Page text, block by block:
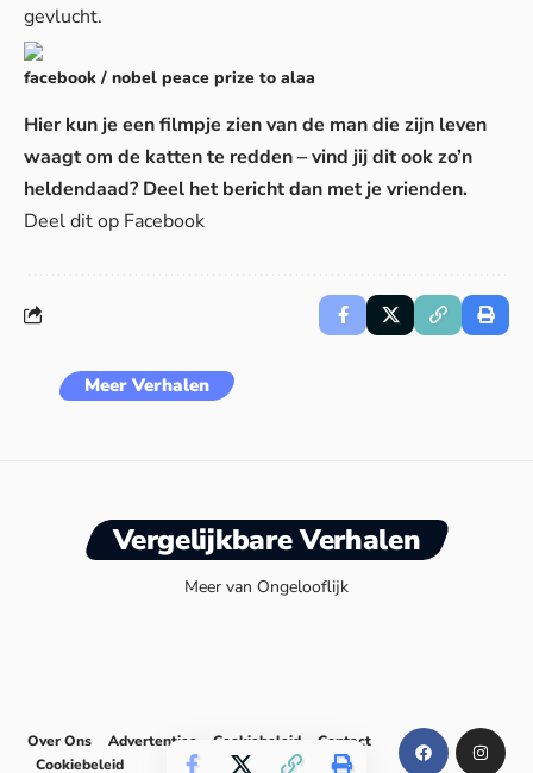
gevlucht.
facebook / nobel peace prize to alaa
Hier kun je een filmpje zien van de man die zijn leven
waagt om de katten te redden – vind jij dit ook zo’n
heldendaad? Deel het bericht dan met je vrienden.
Deel dit op Facebook
Meer Verhalen
Vergelijkbare Verhalen
Meer van Ongelooflijk
Over Ons Advertenties Cookiebeleid
Contact
Cookiebeleid